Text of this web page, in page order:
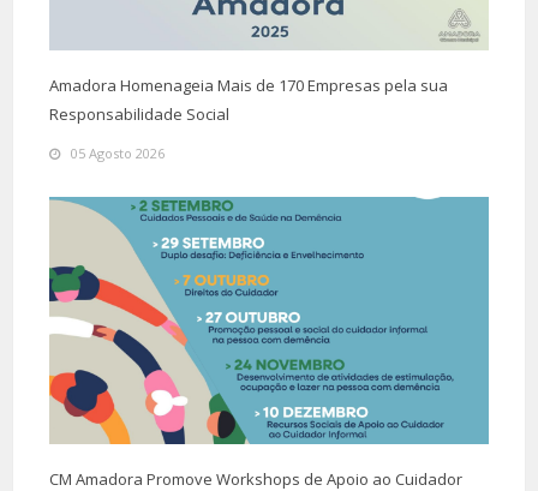
Amadora Homenageia Mais de 170 Empresas pela sua
Responsabilidade Social
05 Agosto 2026
CM Amadora Promove Workshops de Apoio ao Cuidador